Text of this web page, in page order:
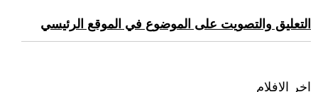
التعليق والتصويت على الموضوع في الموقع الرئيسي
اخر الافلام